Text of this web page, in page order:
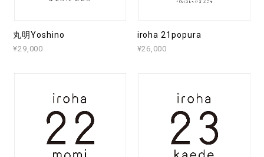
丸明Yoshino
¥29,000
iroha 21popura
¥26,000